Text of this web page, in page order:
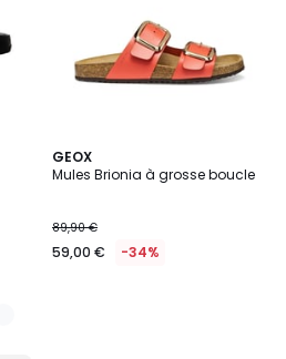
GEOX
Mules Brionia à grosse boucle
89,90 €
59,00 € -34%